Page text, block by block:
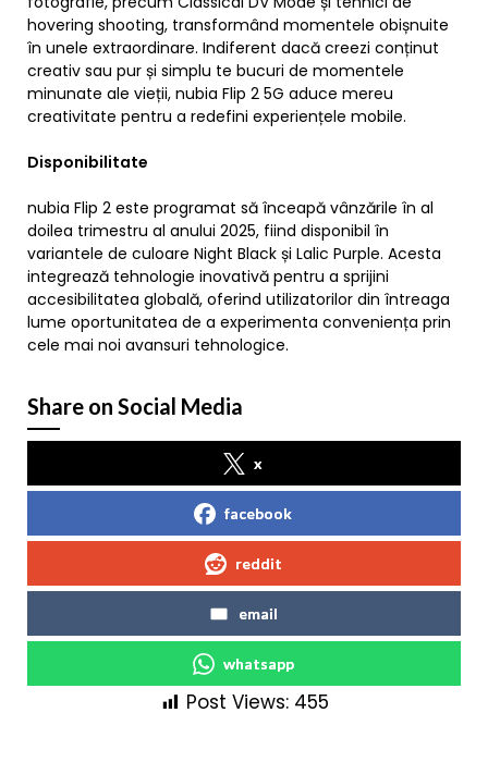
hovering shooting, transformând momentele obișnuite
în unele extraordinare. Indiferent dacă creezi conținut
creativ sau pur și simplu te bucuri de momentele
minunate ale vieții, nubia Flip 2 5G aduce mereu
creativitate pentru a redefini experiențele mobile.
Disponibilitate
nubia Flip 2 este programat să înceapă vânzările în al
doilea trimestru al anului 2025, fiind disponibil în
variantele de culoare Night Black și Lalic Purple. Acesta
integrează tehnologie inovativă pentru a sprijini
accesibilitatea globală, oferind utilizatorilor din întreaga
lume oportunitatea de a experimenta conveniența prin
cele mai noi avansuri tehnologice.
Share on Social Media
x
facebook
reddit
email
whatsapp
Post Views: 455